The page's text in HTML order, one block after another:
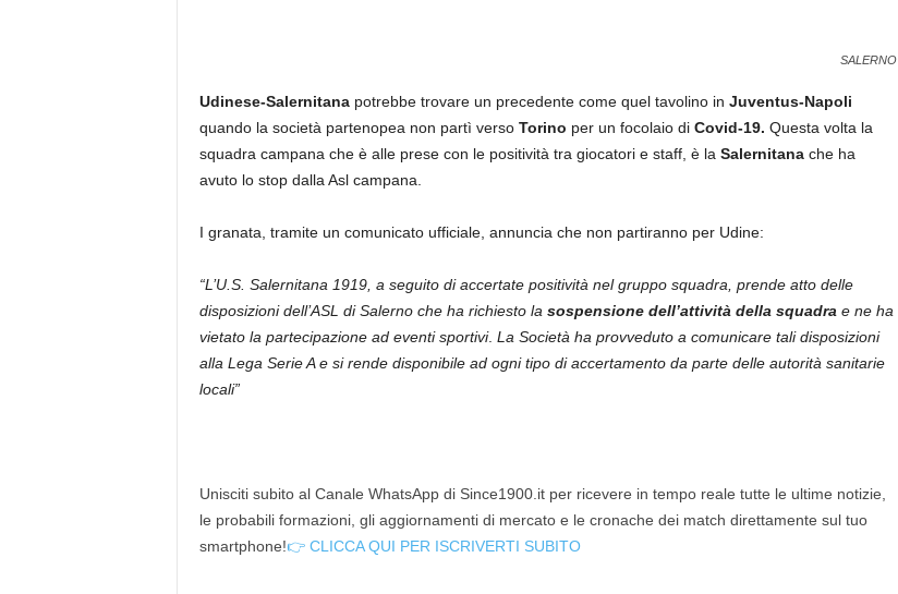
SALERNO
Udinese-Salernitanapotrebbe trovare un precedente come quel tavolino in Juventus-Napoli
quando la società partenopea non partì verso Torino per un focolaio di Covid-19. Questa volta la
squadra campana che è alle prese con le positività tra giocatori e staff, è la Salernitanache ha
avuto lo stop dalla Asl campana.
I granata, tramite un comunicato ufficiale, annuncia che non partiranno per Udine:
“L’U.S. Salernitana 1919, a seguito di accertate positività nel gruppo squadra, prende atto delle
disposizioni dell’ASL di Salerno che ha richiesto la sospensione dell’attività della squadra e ne ha
vietato la partecipazione ad eventi sportivi. La Società ha provveduto a comunicare tali disposizioni
alla Lega Serie A e si rende disponibile ad ogni tipo di accertamento da parte delle autorità sanitarie
locali”
Unisciti subito al Canale WhatsApp di Since1900.it per ricevere in tempo reale tutte le ultime notizie,
le probabili formazioni, gli aggiornamenti di mercato e le cronache dei match direttamente sul tuo
smartphone!👉 CLICCA QUI PER ISCRIVERTI SUBITO